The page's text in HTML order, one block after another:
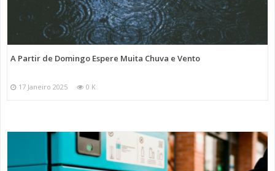
A Partir de Domingo Espere Muita Chuva e Vento
17 Janeiro 2025 0 K